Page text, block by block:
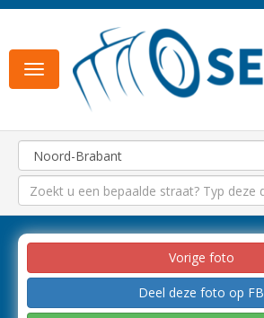
Toggle
navigation
Vorige foto
Deel deze foto op FB